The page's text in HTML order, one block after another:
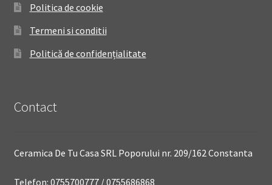
Politica de cookie
Termeni si conditii
Politică de confidențialitate
Contact
Ceramica De Tu Casa SRL Poporului nr. 209/162 Constanta
Telefon: 0755700777 / 0755686868